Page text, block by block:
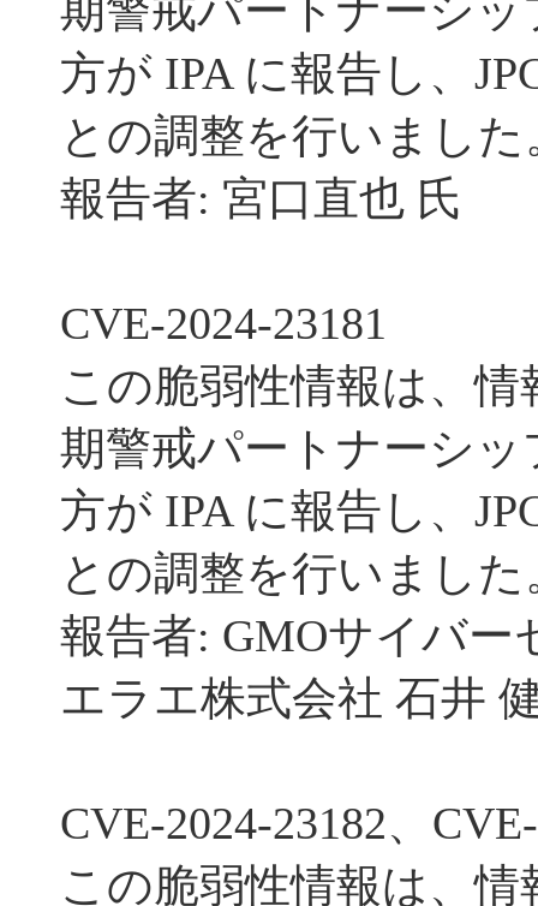
期警戒パートナーシ
方が IPA に報告し、
との調整を行いました
報告者: 宮口直也 氏
CVE-2024-23181
この脆弱性情報は、
期警戒パートナーシ
方が IPA に報告し、
との調整を行いました
報告者: GMOサイバー
エラエ株式会社 石井
CVE-2024-23182、
この脆弱性情報は、